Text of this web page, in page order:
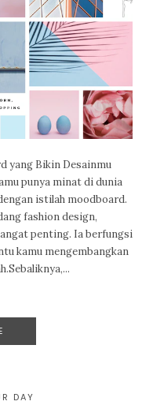
yang Bikin Desainmu
punya minat di dunia
istilah moodboard.
fashion design,
penting. Ia berfungsi
kamu mengembangkan
DAY